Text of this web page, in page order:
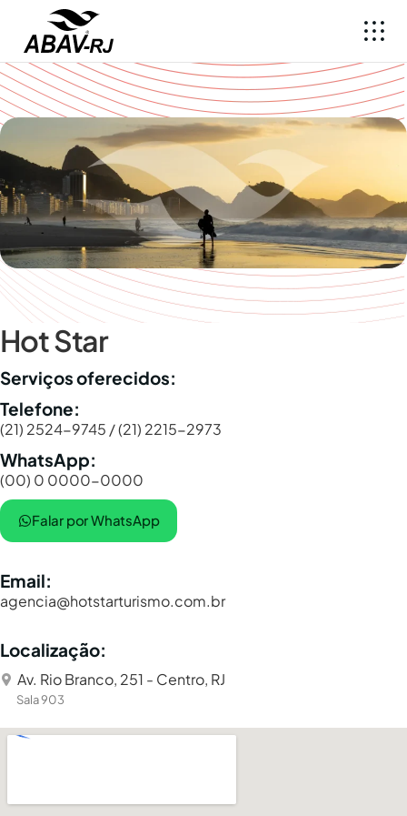
Hot Star
Serviços oferecidos:
Telefone:
(21) 2524-9745 / (21) 2215-2973
WhatsApp:
(00) 0 0000-0000
Falar por WhatsApp
Email:
agencia@hotstarturismo.com.br
Localização:
Av. Rio Branco, 251 - Centro, RJ
Sala 903